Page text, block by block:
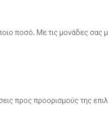
ποσό. Με τις μονάδες σας
προς προορισμούς της